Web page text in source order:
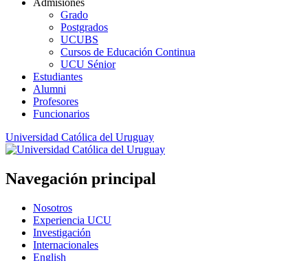
Grado
Postgrados
UCUBS
Cursos de Educación Continua
UCU Sénior
Estudiantes
Alumni
Profesores
Funcionarios
Universidad Católica del Uruguay
Navegación principal
Nosotros
Experiencia UCU
Investigación
Internacionales
English